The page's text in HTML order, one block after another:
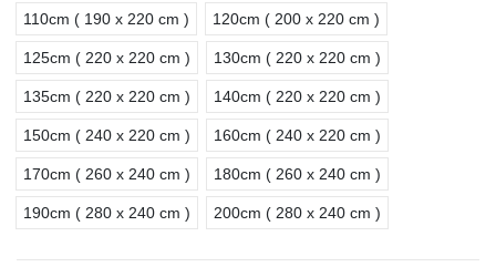
110cm ( 190 x 220 cm ) 120cm ( 200 x 220 cm )
125cm ( 220 x 220 cm ) 130cm ( 220 x 220 cm )
135cm ( 220 x 220 cm ) 140cm ( 220 x 220 cm )
150cm ( 240 x 220 cm ) 160cm ( 240 x 220 cm )
170cm ( 260 x 240 cm ) 180cm ( 260 x 240 cm )
190cm ( 280 x 240 cm ) 200cm ( 280 x 240 cm )